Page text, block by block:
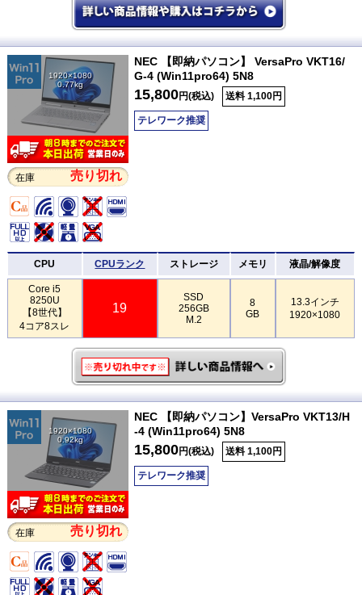
1920×1080
0.77kg
在庫 売り切れ
NEC 【即納パソコン】 VersaPro VKT16/
G-4 (Win11pro64) 5N8
15,800円(税込) 送料 1,100円
テレワーク推奨
CPU CPUランク ストレージ メモリ 液晶/解像度
Core i5
8250U
【8世代】
4コア8スレ
19
SSD
256GB
M.2
8
GB
13.3インチ
1920×1080
1920×1080
0.92kg
在庫 売り切れ
NEC 【即納パソコン】VersaPro VKT13/H
-4 (Win11pro64) 5N8
15,800円(税込) 送料 1,100円
テレワーク推奨